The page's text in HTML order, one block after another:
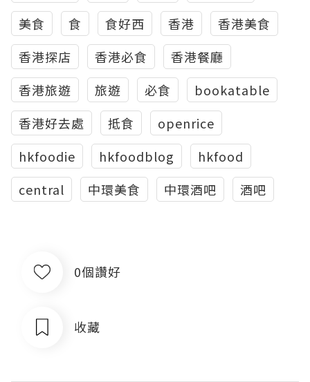
美食
食 食好西 香港
香港美食
香港探店
香港必食
香港餐廳
香港旅遊
旅遊 必食
bookatable
香港好去處
抵食
openrice
hkfoodie
hkfoodblog
hkfood
central
中環美食 中環酒吧 酒吧
0個讚好
收藏